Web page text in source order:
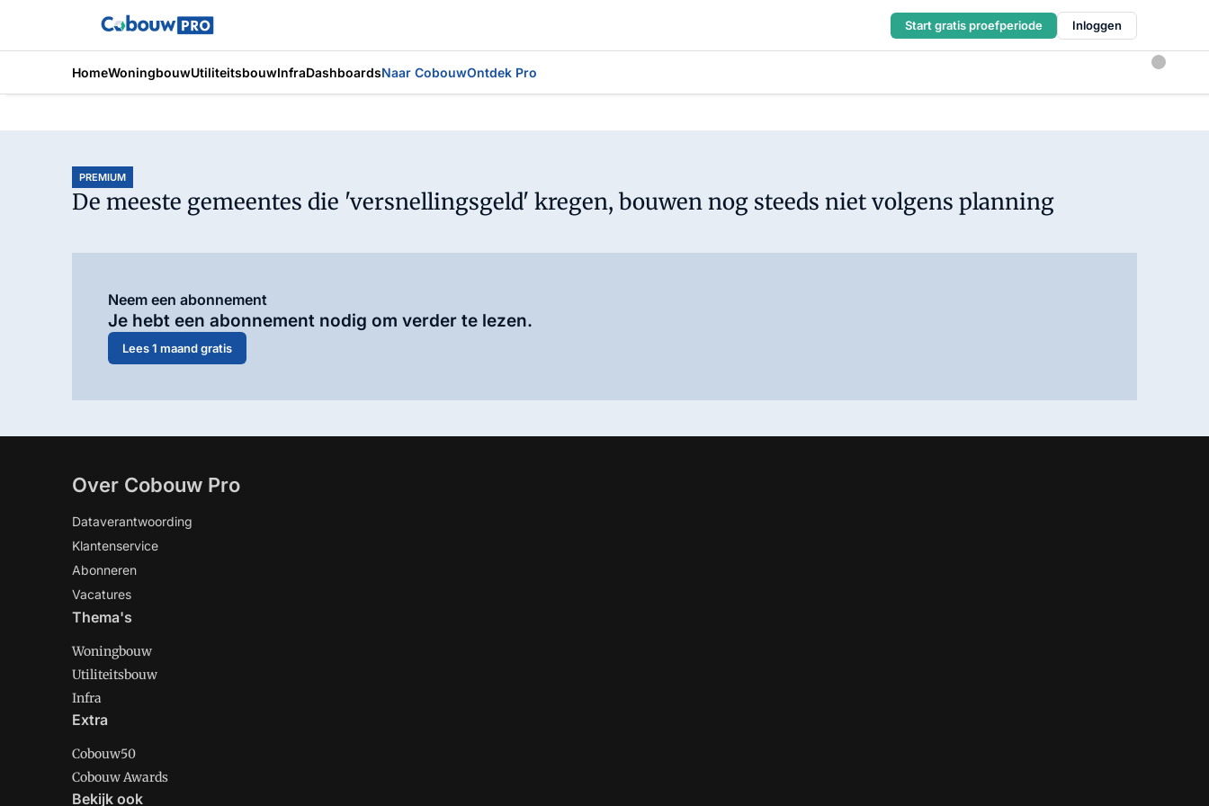
Start gratis proefperiode Inloggen
HomeWoningbouwUtiliteitsbouwInfraDashboardsNaar CobouwOntdek Pro
PREMIUM
De meeste gemeentes die 'versnellingsgeld' kregen, bouwen nog steeds niet volgens planning
Neem een abonnement
Je hebt een abonnement nodig om verder te lezen.
Lees 1 maand gratis
Over Cobouw Pro
Dataverantwoording
Klantenservice
Abonneren
Vacatures
Thema's
Woningbouw
Utiliteitsbouw
Infra
Extra
Cobouw50
Cobouw Awards
Bekijk ook